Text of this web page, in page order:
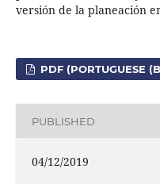
versión de la planeación
PDF (PORTUGUESE
PUBLISHED
04/12/2019